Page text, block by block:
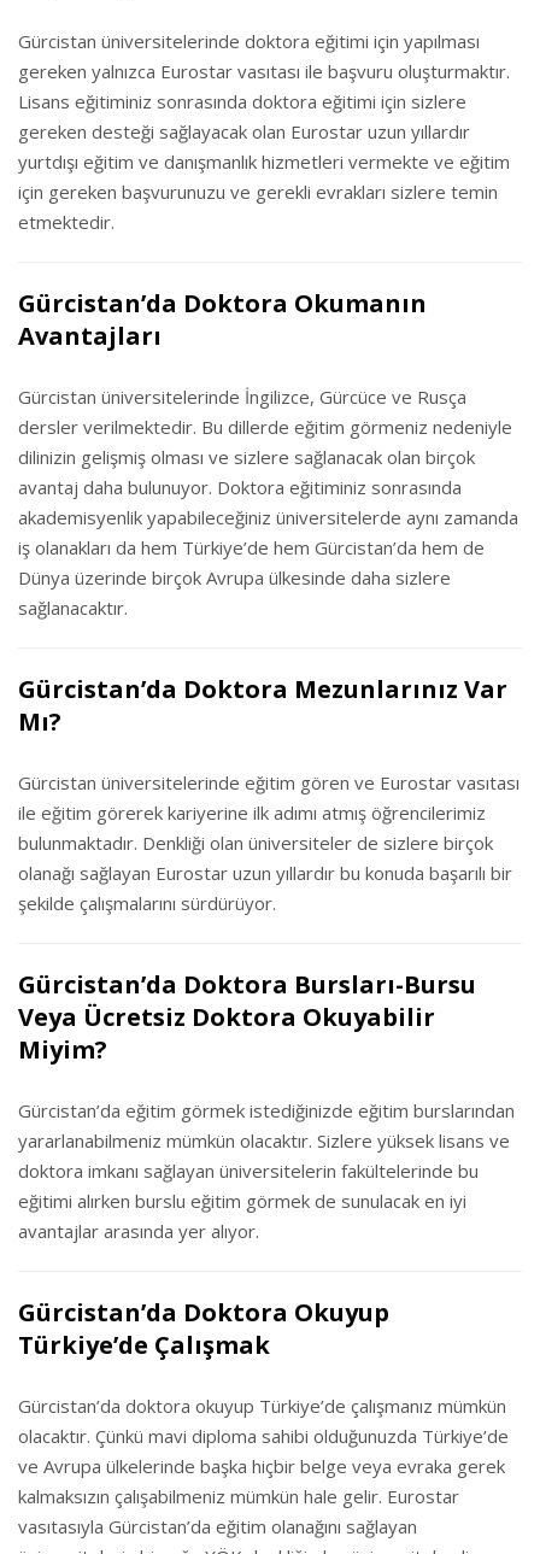
Gürcistan üniversitelerinde doktora eğitimi için yapılması
gereken yalnızca Eurostar vasıtası ile başvuru oluşturmaktır.
Lisans eğitiminiz sonrasında doktora eğitimi için sizlere
gereken desteği sağlayacak olan Eurostar uzun yıllardır
yurtdışı eğitim ve danışmanlık hizmetleri vermekte ve eğitim
için gereken başvurunuzu ve gerekli evrakları sizlere temin
etmektedir.
Gürcistan’da Doktora Okumanın
Avantajları
Gürcistan üniversitelerinde İngilizce, Gürcüce ve Rusça
dersler verilmektedir. Bu dillerde eğitim görmeniz nedeniyle
dilinizin gelişmiş olması ve sizlere sağlanacak olan birçok
avantaj daha bulunuyor. Doktora eğitiminiz sonrasında
akademisyenlik yapabileceğiniz üniversitelerde aynı zamanda
iş olanakları da hem Türkiye’de hem Gürcistan’da hem de
Dünya üzerinde birçok Avrupa ülkesinde daha sizlere
sağlanacaktır.
Gürcistan’da Doktora Mezunlarınız Var
Mı?
Gürcistan üniversitelerinde eğitim gören ve Eurostar vasıtası
ile eğitim görerek kariyerine ilk adımı atmış öğrencilerimiz
bulunmaktadır. Denkliği olan üniversiteler de sizlere birçok
olanağı sağlayan Eurostar uzun yıllardır bu konuda başarılı bir
şekilde çalışmalarını sürdürüyor.
Gürcistan’da Doktora Bursları-Bursu
Veya Ücretsiz Doktora Okuyabilir
Miyim?
Gürcistan’da eğitim görmek istediğinizde eğitim burslarından
yararlanabilmeniz mümkün olacaktır. Sizlere yüksek lisans ve
doktora imkanı sağlayan üniversitelerin fakültelerinde bu
eğitimi alırken burslu eğitim görmek de sunulacak en iyi
avantajlar arasında yer alıyor.
Gürcistan’da Doktora Okuyup
Türkiye’de Çalışmak
Gürcistan’da doktora okuyup Türkiye’de çalışmanız mümkün
olacaktır. Çünkü mavi diploma sahibi olduğunuzda Türkiye’de
ve Avrupa ülkelerinde başka hiçbir belge veya evraka gerek
kalmaksızın çalışabilmeniz mümkün hale gelir. Eurostar
vasıtasıyla Gürcistan’da eğitim olanağını sağlayan